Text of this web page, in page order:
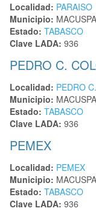
Localidad: PARAISO
Municipio:
Estado: TABASCO
Clave LADA: 936
PEDRO C.
Localidad: PEDRO
Municipio:
Estado: TABASCO
Clave LADA: 936
PEMEX
Localidad: PEMEX
Municipio:
Estado: TABASCO
Clave LADA: 936